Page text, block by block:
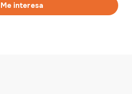
Me interesa